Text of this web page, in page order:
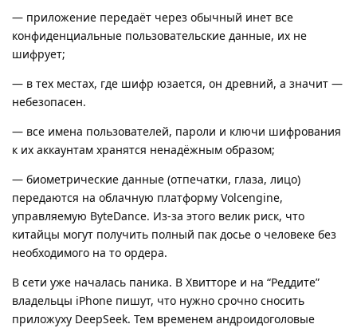
— приложение передаёт через обычный инет все
конфиденциальные пользовательские данные, их не
шифрует;
— в тех местах, где шифр юзается, он древний, а значит —
небезопасен.
— все имена пользователей, пароли и ключи шифрования
к их аккаунтам хранятся ненадёжным образом;
— биометрические данные (отпечатки, глаза, лицо)
передаются на облачную платформу Volcengine,
управляемую ByteDance. Из-за этого велик риск, что
китайцы могут получить полный пак досье о человеке без
необходимого на то ордера.
В сети уже началась паника. В Хвитторе и на “Реддите”
владельцы iPhone пишут, что нужно срочно сносить
приложуху DeepSeek. Тем временем андроидоголовые